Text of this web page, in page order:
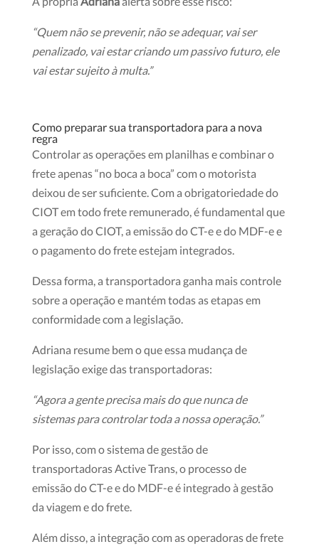
“Quem não se prevenir, não se adequar, vai ser
penalizado, vai estar criando um passivo futuro, ele
vai estar sujeito à multa.”
Como preparar sua transportadora para a nova
regra
Controlar as operações em planilhas e combinar o
frete apenas “no boca a boca” com o motorista
deixou de ser suficiente. Com a obrigatoriedade do
CIOT em todo frete remunerado, é fundamental que
a geração do CIOT, a emissão do CT-e e do MDF-e e
o pagamento do frete estejam integrados.
Dessa forma, a transportadora ganha mais controle
sobre a operação e mantém todas as etapas em
conformidade com a legislação.
Adriana resume bem o que essa mudança de
legislação exige das transportadoras:
“Agora a gente precisa mais do que nunca de
sistemas para controlar toda a nossa operação.”
Por isso, com o sistema de gestão de
transportadoras Active Trans, o processo de
emissão do CT-e e do MDF-e é integrado à gestão
da viagem e do frete.
Além disso, a integração com as operadoras de frete